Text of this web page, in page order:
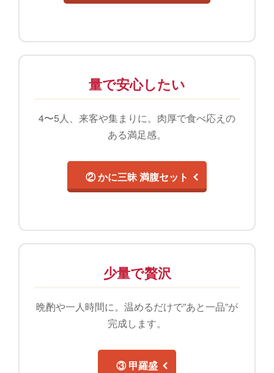
量で安心したい
4〜5人、来客や集まりに。肉厚で食べ応えの
ある満足感。
② かに三昧 満腹セット
少量で贅沢
晩酌や一人時間に。温めるだけで”あと一品”が
完成します。
③ 甲羅盛